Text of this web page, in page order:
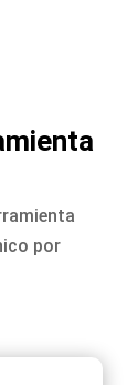
por